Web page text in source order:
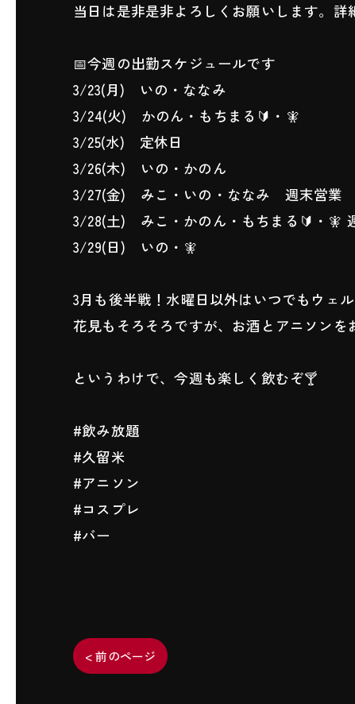
当日は是非是非よろしくお願いします。詳
📅今週の出勤スケジュールです
3/23(月) いの・ななみ
3/24(火) かのん・もちまる🔰・🧚
3/25(水) 定休日
3/26(木) いの・かのん
3/27(金) みこ・いの・ななみ 週末営業
3/28(土) みこ・かのん・もちまる🔰・🧚
3/29(日) いの・🧚
3月も後半戦！水曜日以外はいつでもウェル
花見もそろそろですが、お酒とアニソンを
というわけで、今週も楽しく飲むぞ🍸
#飲み放題
#久留米
#アニソン
#コスプレ
#バー
< 前のページ